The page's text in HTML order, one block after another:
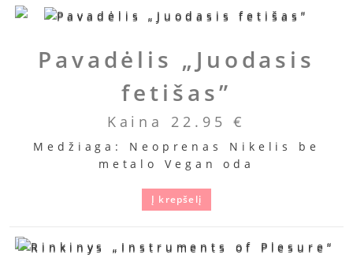
Pavadėlis „Juodasis
fetišas”
Kaina 22.95€
Medžiaga: Neoprenas Nikelis be
metalo Vegan oda
Į krepšelį